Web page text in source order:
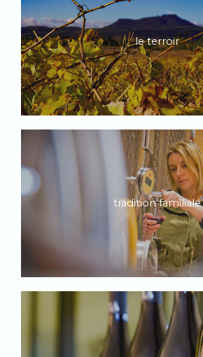
le terroir
tradition familiale